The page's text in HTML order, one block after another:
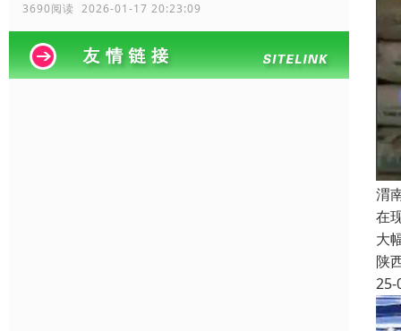
3690阅读 2026-01-17 20:23:09
渭
在
大
陕
25-